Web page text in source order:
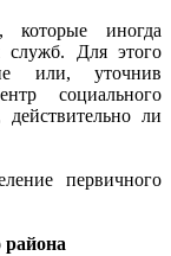
которые иногда
служб. Для этого
или, уточнив
социального
действительно ли
первичного